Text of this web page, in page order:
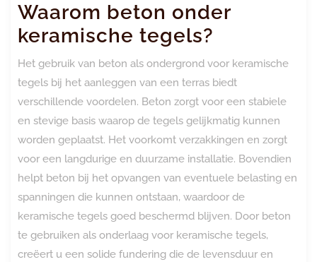
Waarom beton onder
keramische tegels?
Het gebruik van beton als ondergrond voor keramische
tegels bij het aanleggen van een terras biedt
verschillende voordelen. Beton zorgt voor een stabiele
en stevige basis waarop de tegels gelijkmatig kunnen
worden geplaatst. Het voorkomt verzakkingen en zorgt
voor een langdurige en duurzame installatie. Bovendien
helpt beton bij het opvangen van eventuele belasting en
spanningen die kunnen ontstaan, waardoor de
keramische tegels goed beschermd blijven. Door beton
te gebruiken als onderlaag voor keramische tegels,
creëert u een solide fundering die de levensduur en